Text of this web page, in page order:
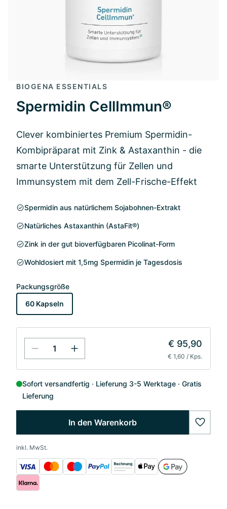
BIOGENA ESSENTIALS
Spermidin CellImmun®
Clever kombiniertes Premium Spermidin-
Kombipräparat mit Zink & Astaxanthin - die
smarte Unterstützung für Zellen und
Immunsystem mit dem Zell-Frische-Effekt
Spermidin aus natürlichem Sojabohnen-Extrakt
Natürliches Astaxanthin (AstaFit®)
Zink in der gut bioverfügbaren Picolinat-Form
Wohldosiert mit 1,5mg Spermidin je Tagesdosis
Packungsgröße
60 Kapseln
€ 95,90
€ 1,60 / Kps.
Sofort versandfertig Lieferung 3-5 Werktage
Gratis
Lieferung
In den Warenkorb
inkl. MwSt.